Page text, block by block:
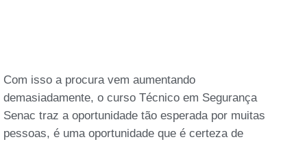
Com isso a procura vem aumentando
demasiadamente, o curso Técnico em Segurança
Senac traz a oportunidade tão esperada por muitas
pessoas, é uma oportunidade que é certeza de